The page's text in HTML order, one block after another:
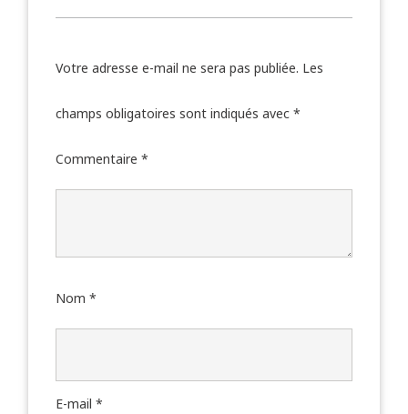
Votre adresse e-mail ne sera pas publiée. Les
champs obligatoires sont indiqués avec *
Commentaire *
Nom *
E-mail *